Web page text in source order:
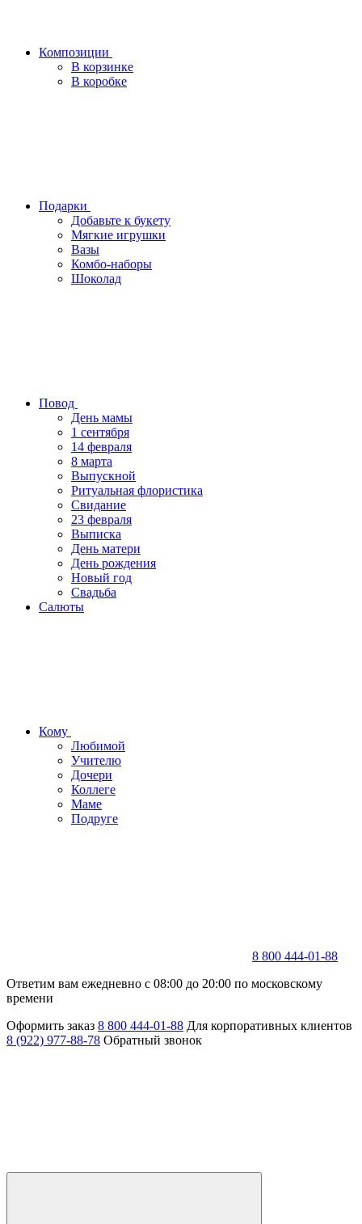
Композиции
В корзинке
В коробке
Подарки
Добавьте к букету
Мягкие игрушки
Вазы
Комбо-наборы
Шоколад
Повод
День мамы
1 сентября
14 февраля
8 марта
Выпускной
Ритуальная флористика
Свидание
23 февраля
Выписка
День матери
День рождения
Новый год
Свадьба
Салюты
Кому
Любимой
Учителю
Дочери
Коллеге
Маме
Подруге
8 800 444-01-88
Ответим вам ежедневно с 08:00 до 20:00 по московскому
времени
Оформить заказ 8 800 444-01-88 Для корпоративных клиентов
8 (922) 977-88-78 Обратный звонок